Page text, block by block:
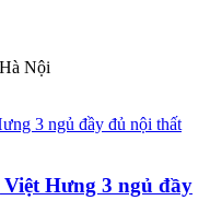
Nội
Hưng 3 ngủ đầy